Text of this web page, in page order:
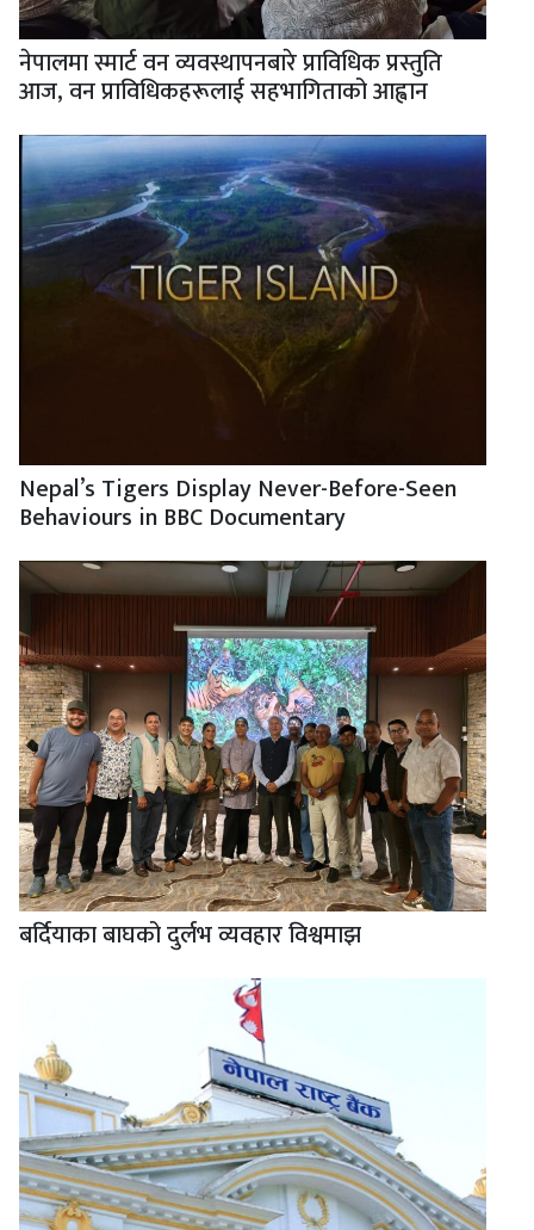
नेपालमा स्मार्ट वन व्यवस्थापनबारे प्राविधिक प्रस्तुति
आज, वन प्राविधिकहरूलाई सहभागिताको आह्वान
Nepal’s Tigers Display Never-Before-Seen
Behaviours in BBC Documentary
बर्दियाका बाघको दुर्लभ व्यवहार विश्वमाझ